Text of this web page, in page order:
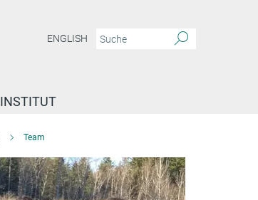
ENGLISH
INSTITUT
Team